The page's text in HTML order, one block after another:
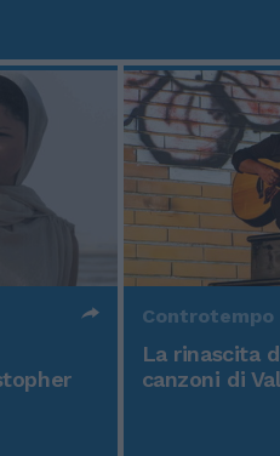
Controtempo
La rinascita
canzoni di